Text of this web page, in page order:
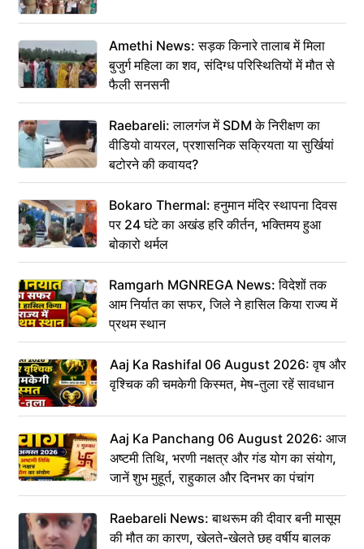
Amethi News: सड़क किनारे तालाब में मिला
बुजुर्ग महिला का शव, संदिग्ध परिस्थितियों में मौत से
फैली सनसनी
Raebareli: लालगंज में SDM के निरीक्षण का
वीडियो वायरल, प्रशासनिक सक्रियता या सुर्खियां
बटोरने की कवायद?
Bokaro Thermal: हनुमान मंदिर स्थापना दिवस
पर 24 घंटे का अखंड हरि कीर्तन, भक्तिमय हुआ
बोकारो थर्मल
Ramgarh MGNREGA News: विदेशों तक
आम निर्यात का सफर, जिले ने हासिल किया राज्य में
प्रथम स्थान
Aaj Ka Rashifal 06 August 2026: वृष और
वृश्चिक की चमकेगी किस्मत, मेष-तुला रहें सावधान
Aaj Ka Panchang 06 August 2026: आज
अष्टमी तिथि, भरणी नक्षत्र और गंड योग का संयोग,
जानें शुभ मुहूर्त, राहुकाल और दिनभर का पंचांग
Raebareli News: बाथरूम की दीवार बनी मासूम
की मौत का कारण, खेलते-खेलते छह वर्षीय बालक